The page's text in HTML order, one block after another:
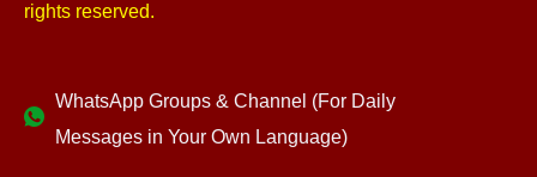
rights reserved.
WhatsApp Groups & Channel (For Daily
Messages in Your Own Language)